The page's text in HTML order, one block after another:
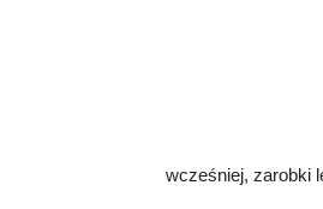
wcześniej, zarobki